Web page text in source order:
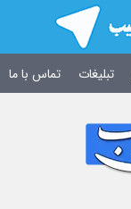
تبلیغات تماس با ما